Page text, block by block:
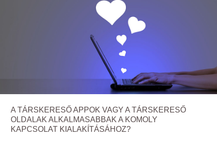
A TÁRSKERESŐ APPOK VAGY A TÁRSKERESŐ
OLDALAK ALKALMASABBAK A KOMOLY
KAPCSOLAT KIALAKÍTÁSÁHOZ?